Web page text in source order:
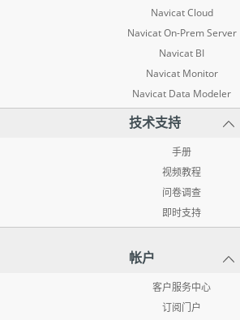
Navicat Cloud
Navicat On-Prem Server
Navicat BI
Navicat Monitor
Navicat Data Modeler
技术支持
手册
视频教程
问卷调查
即时支持
帐户
客户服务中心
订阅门户